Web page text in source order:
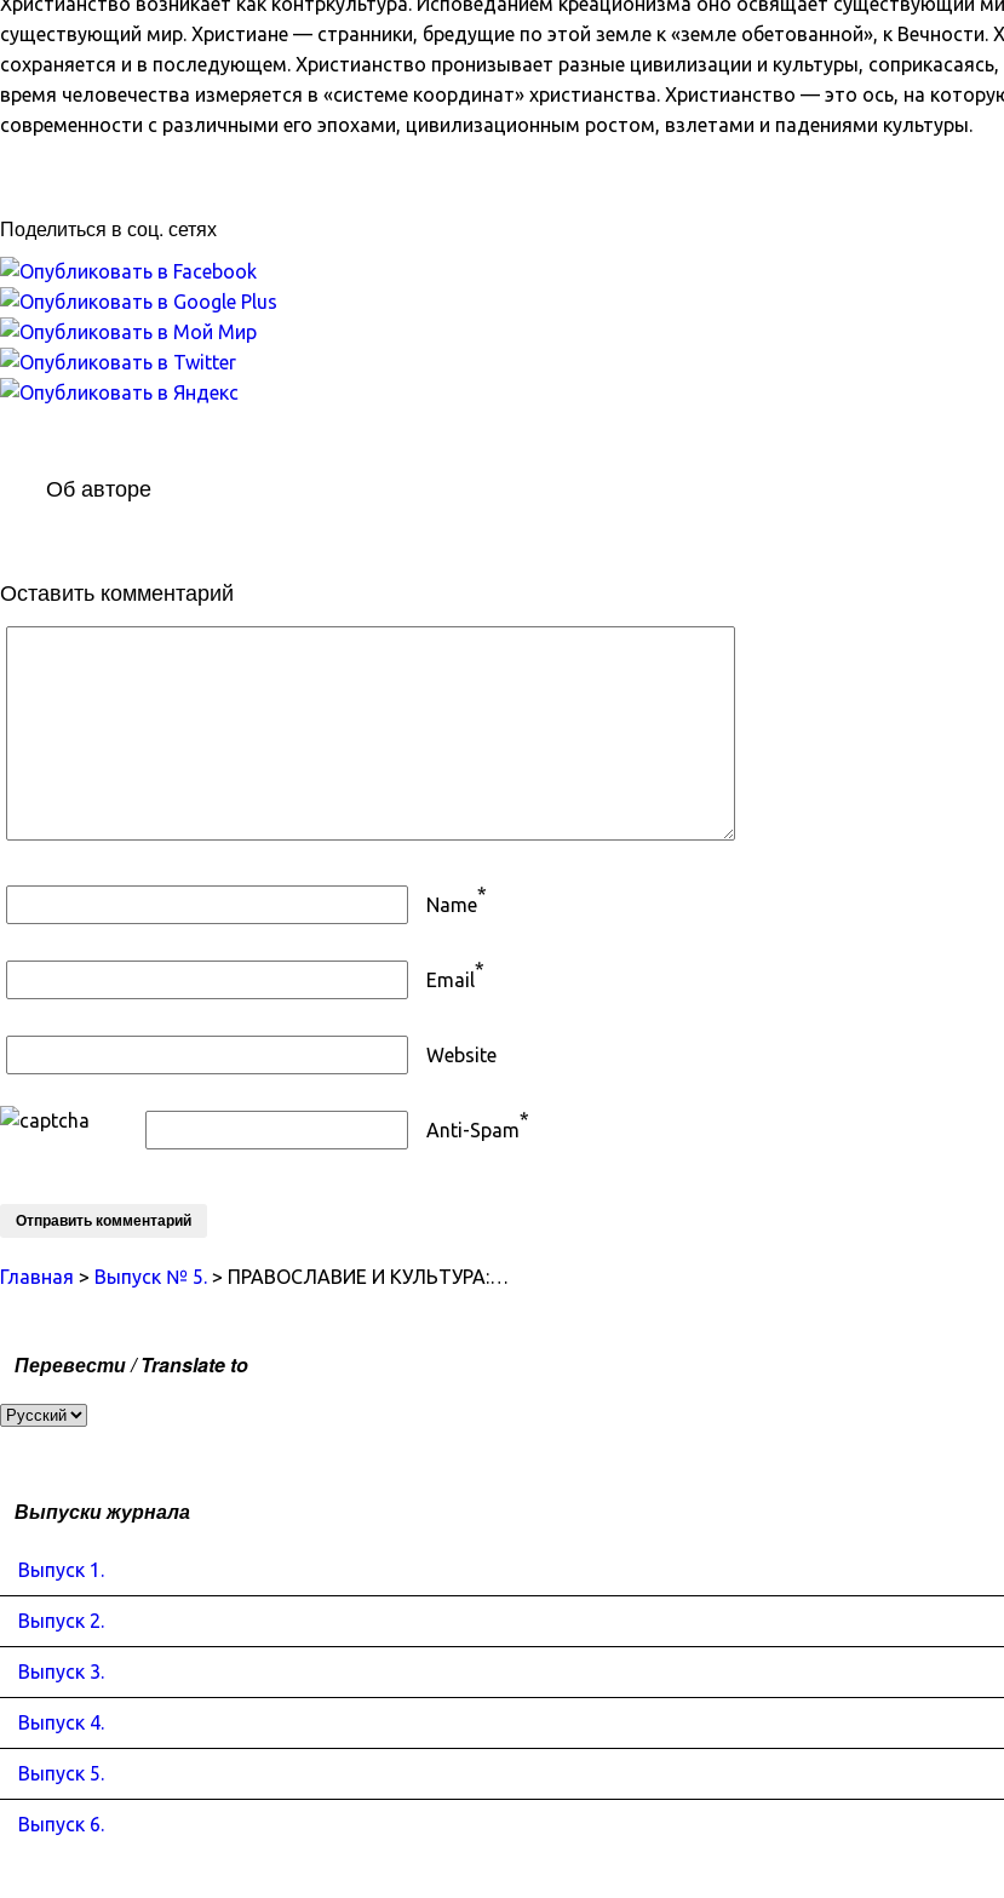
существующий мир. Христиане — странники, бредущие по этой земле к «земле обетованной», к
сохраняется и в последующем. Христианство пронизывает разные цивилизации и культуры,
время человечества измеряется в «системе координат» христианства. Христианство — это ось, на
современности с различными его эпохами, цивилизационным ростом, взлетами и падениями культуры.
Поделиться в соц. сетях
Об авторе
Оставить комментарий
Name*
Email*
Website
Anti-Spam*
Главная > Выпуск № 5. > ПРАВОСЛАВИЕ И КУЛЬТУРА:…
Перевести / Translate to
Выпуски журнала
Выпуск 1.
Выпуск 2.
Выпуск 3.
Выпуск 4.
Выпуск 5.
Выпуск 6.